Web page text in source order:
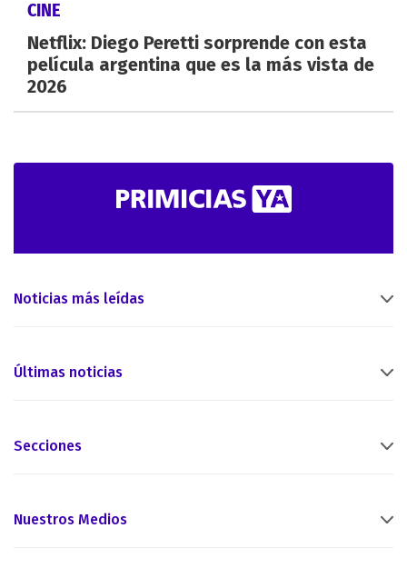
CINE
Netflix: Diego Peretti sorprende con esta
película argentina que es la más vista de
2026
Noticias más leídas
Últimas noticias
Secciones
Nuestros Medios